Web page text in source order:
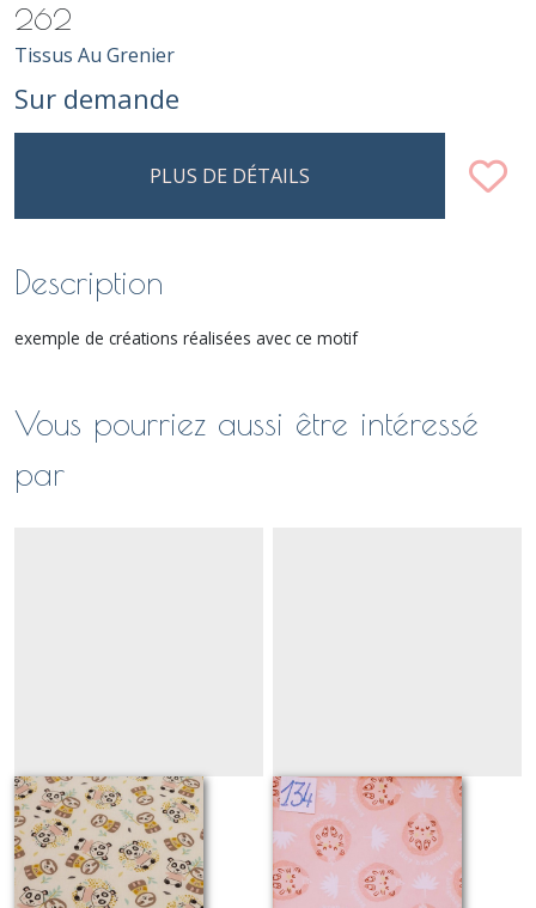
262
Tissus Au Grenier
Sur demande
PLUS DE DÉTAILS
Description
exemple de créations réalisées avec ce motif
Vous pourriez aussi être intéressé
par
132
Sur demande
134
Sur demande